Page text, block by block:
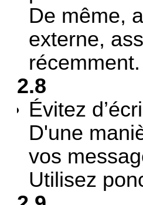
De même,
externe,
récemment.
2.8
Évitez
D'une
vos
Utilisez